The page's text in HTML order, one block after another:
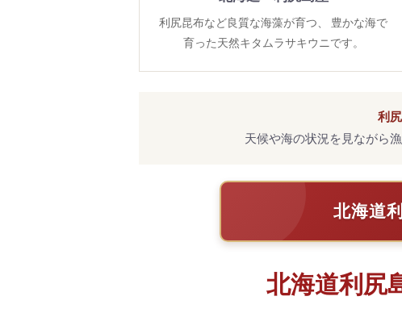
利尻昆布など良質な海藻が育つ、 豊かな海で
育った天然キタムラサキウニです。
利
天候や海の状況を見ながら
北海道
北海道利尻